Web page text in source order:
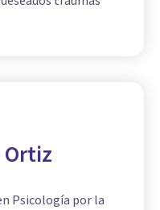
Psicología por la